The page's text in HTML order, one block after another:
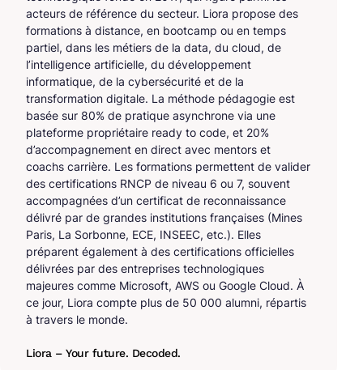
acteurs de référence du secteur. Liora propose des
formations à distance, en bootcamp ou en temps
partiel, dans les métiers de la data, du cloud, de
l’intelligence artificielle, du développement
informatique, de la cybersécurité et de la
transformation digitale. La méthode pédagogie est
basée sur 80% de pratique asynchrone via une
plateforme propriétaire ready to code, et 20%
d’accompagnement en direct avec mentors et
coachs carrière. Les formations permettent de valider
des certifications RNCP de niveau 6 ou 7, souvent
accompagnées d’un certificat de reconnaissance
délivré par de grandes institutions françaises (Mines
Paris, La Sorbonne, ECE, INSEEC, etc.). Elles
préparent également à des certifications officielles
délivrées par des entreprises technologiques
majeures comme Microsoft, AWS ou Google Cloud. À
ce jour, Liora compte plus de 50 000 alumni, répartis
à travers le monde.
Liora – Your future. Decoded.